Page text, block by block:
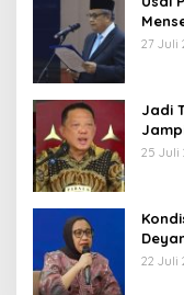
27 Juli
Jadi
25 Juli
22 Juli